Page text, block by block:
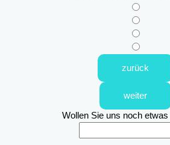
zurück
weiter
Wollen Sie uns noch